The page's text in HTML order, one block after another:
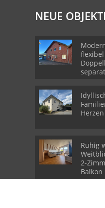
NEUE
Ruhig
2-
Balkon